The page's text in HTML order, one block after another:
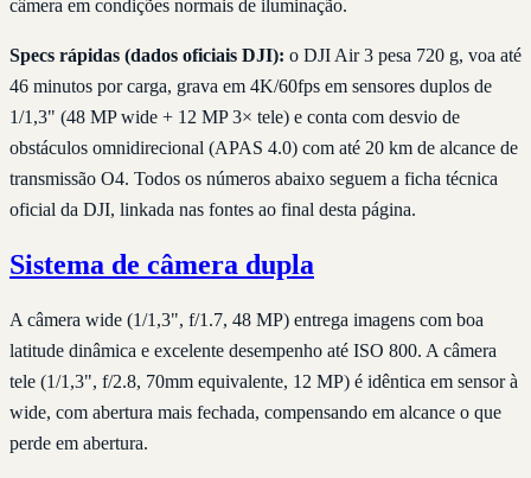
câmera em condições normais de iluminação.
Specs rápidas (dados oficiais DJI): o DJI Air 3 pesa 720 g, voa até
46 minutos por carga, grava em 4K/60fps em sensores duplos de
1/1,3" (48 MP wide + 12 MP 3× tele) e conta com desvio de
obstáculos omnidirecional (APAS 4.0) com até 20 km de alcance de
transmissão O4. Todos os números abaixo seguem a ficha técnica
oficial da DJI, linkada nas fontes ao final desta página.
Sistema de câmera dupla
A câmera wide (1/1,3", f/1.7, 48 MP) entrega imagens com boa
latitude dinâmica e excelente desempenho até ISO 800. A câmera
tele (1/1,3", f/2.8, 70mm equivalente, 12 MP) é idêntica em sensor à
wide, com abertura mais fechada, compensando em alcance o que
perde em abertura.